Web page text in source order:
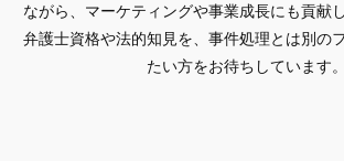
ながら、マーケティングや事業成長にも貢献
弁護士資格や法的知見を、事件処理とは別の
たい方をお待ちしています。